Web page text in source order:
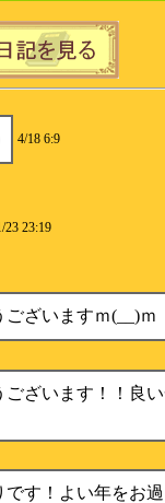
4/18 6:9
23 23:19
ざいますｍ(__)ｍ
ございます！！良
です！よい年をお